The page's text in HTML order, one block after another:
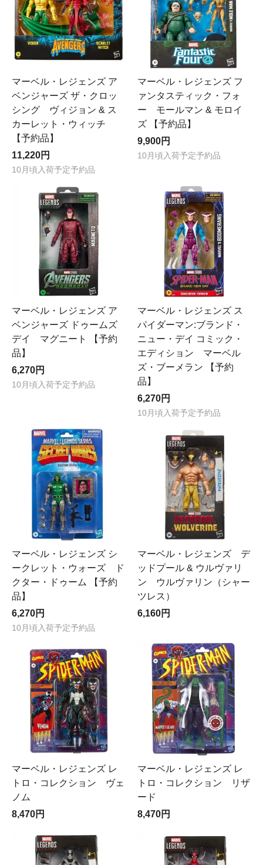
マーベル・レジェンズ ア
ベンジャーズ ザ・クロッ
シング ヴィジョン & ス
カーレット・ウィッチ
【予約品】
11,220円
10月頃入荷予定予約品
マーベル・レジェンズ フ
ァンタスティック・フォ
ー モールマン & モロイ
ズ 【予約品】
9,900円
10月頃入荷予定予約品
マーベル・レジェンズ ア
ベンジャーズ ドゥームズ
デイ マグニート 【予約
品】
6,270円
10月頃入荷予定予約品
マーベル・レジェンズ ス
パイダーマン:ブランド・
ニュー・デイ コミック・
エディション マーベル
ズ・ブーメラン 【予約
品】
6,270円
10月頃入荷予定予約品
マーベル・レジェンズ シ
ークレット・ウォーズ ド
クター・ドゥーム 【予約
品】
6,270円
10月頃入荷予定予約品
マーベル・レジェンズ デ
ッドプール & ウルヴァリ
ン ウルヴァリン（シャー
ツレス）
6,160円
マーベル・レジェンズ レ
トロ・コレクション ヴェ
ノム
8,470円
マーベル・レジェンズ レ
トロ・コレクション リザ
ード
8,470円